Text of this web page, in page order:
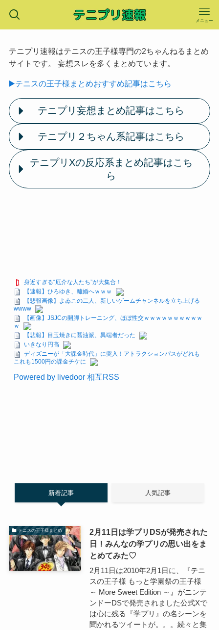
メニュー
テニプリ速報はテニスの王子様専門の2ちゃんねるまとめ
サイトです。 妄想スレを多くまとめています。
▶️テニスの王子様まとめおすすめ記事はこちら
テニプリ妄想まとめ記事はこちら
テニプリ２ちゃん系記事はこちら
テニプリXの反応系まとめ記事はこち
ら
身近すぎる“厄介な人たち”が大集合！
【速報】ひろゆき、離婚へｗｗｗ
【悲報画像】よゐこの二人、新しいゲームチャンネルを立ち上げる
wwww
【画像】JSJCの開脚トレーニング、ほぼ性交ｗｗｗｗｗｗｗｗｗｗ
ｗ
【悲報】目玉焼きに醤油派、異端者だった
いきなり円高
ディズニーが「大課金時代」に突入！アトラクションパスがどれも
これも1500円の課金チケに
Powered by livedoor 相互RSS
新着記事 人気記事
テニスの王子様まとめ
2月11日は学プリDSが発売された
日！みんなの学プリの思い出をま
とめてみた♡
2月11日は2010年2月1日に、『テニ
スの王子様 もっと学園祭の王子様
～ More Sweet Edition ～』がニンテ
ンドーDSで発売されました公式Xで
は心に残る『学プリ』の名シーンを
聞かれるツイートが。。。続々と集